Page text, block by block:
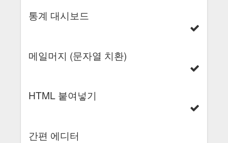
통계 대시보드
메일머지 (문자열 치환)
HTML 붙여넣기
간편 에디터